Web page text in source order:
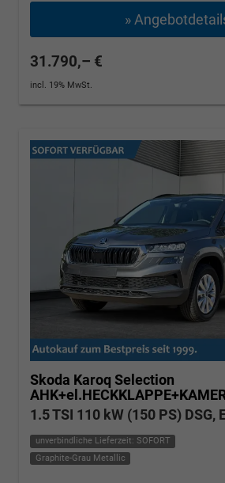
»
31.790,– €
incl. 19% MwSt.
Skoda Karoq Selection
1.5 TSI 110 kW (150 PS) DSG,
unverbindliche Lieferzeit: SOFORT
Graphite-Grau Metallic